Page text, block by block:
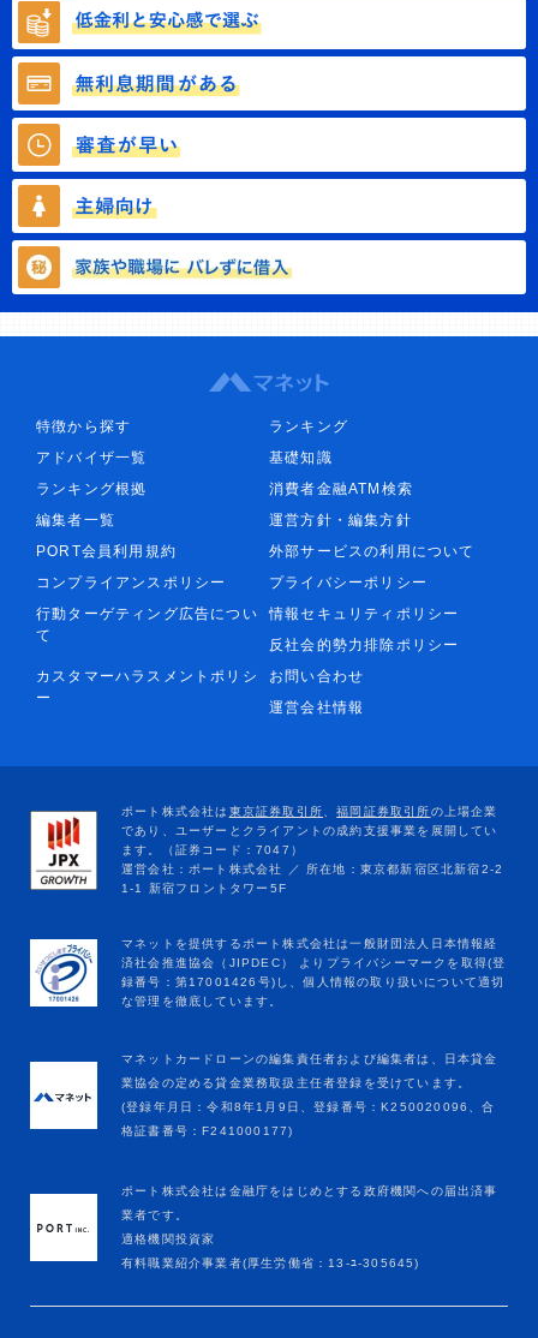
特徴から探す
ランキング
アドバイザ一覧
基礎知識
ランキング根拠
消費者金融ATM検索
編集者一覧
運営方針・編集方針
PORT会員利用規約
外部サービスの利用について
コンプライアンスポリシー
プライバシーポリシー
行動ターゲティング広告につい
て
情報セキュリティポリシー
反社会的勢力排除ポリシー
カスタマーハラスメントポリシ
ー
お問い合わせ
運営会社情報
マネットカードローンの編集責任者および編集者は、日本貸金
業協会の定める貸金業務取扱主任者登録を受けています。
(登録年月日：令和8年1月9日、登録番号：K250020096、合
格証書番号：F241000177)
ポート株式会社は金融庁をはじめとする政府機関への届出済事
業者です。
適格機関投資家
有料職業紹介事業者(厚生労働省：13-ﾕ-305645)